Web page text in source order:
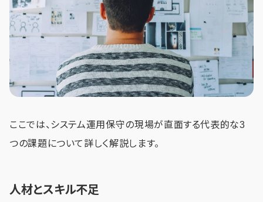
ここでは、システム運用保守の現場が直面する代表的な3
つの課題について詳しく解説します。
人材とスキル不足